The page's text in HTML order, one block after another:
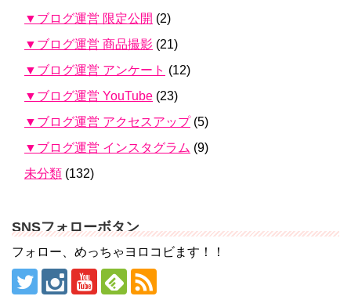
▼ブログ運営 限定公開 (2)
▼ブログ運営 商品撮影 (21)
▼ブログ運営 アンケート (12)
▼ブログ運営 YouTube (23)
▼ブログ運営 アクセスアップ(5)
▼ブログ運営 インスタグラム (9)
未分類 (132)
SNSフォローボタン
フォロー、めっちゃヨロコビます！！